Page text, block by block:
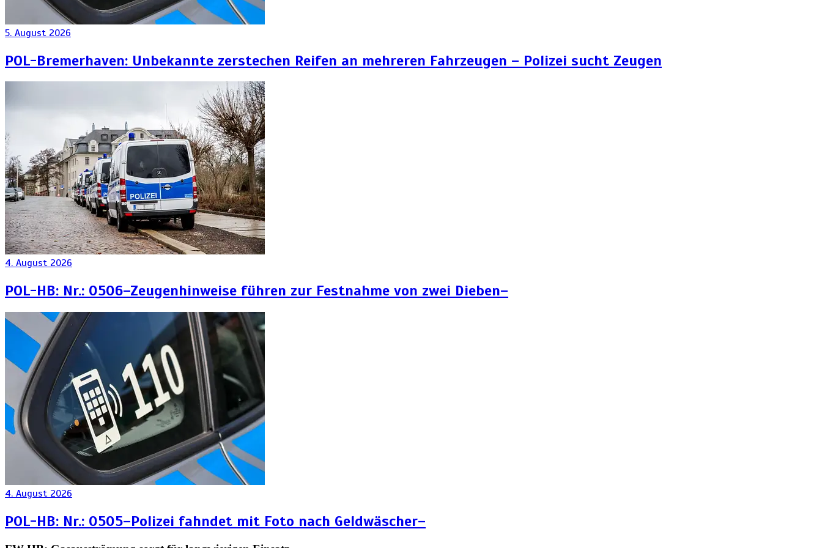
5. August 2026
POL-Bremerhaven: Unbekannte zerstechen Reifen an mehreren Fahrzeugen – Polizei sucht Zeugen
4. August 2026
POL-HB: Nr.: 0506–Zeugenhinweise führen zur Festnahme von zwei Dieben–
4. August 2026
POL-HB: Nr.: 0505–Polizei fahndet mit Foto nach Geldwäscher–